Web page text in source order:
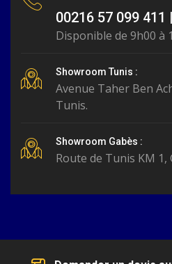
00216 57 099 411
Disponible de 9h00 à
Showroom Tunis :
Avenue Taher Ben
Tunis.
Showroom Gabès :
Route de Tunis KM 1,